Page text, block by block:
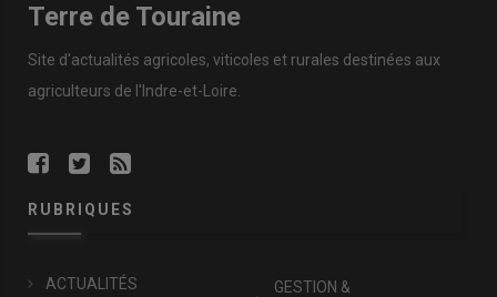
Terre de Touraine
Site d'actualités agricoles, viticoles et rurales destinées aux
agriculteurs de l'Indre-et-Loire.
RUBRIQUES
ACTUALITÉS
GESTION &